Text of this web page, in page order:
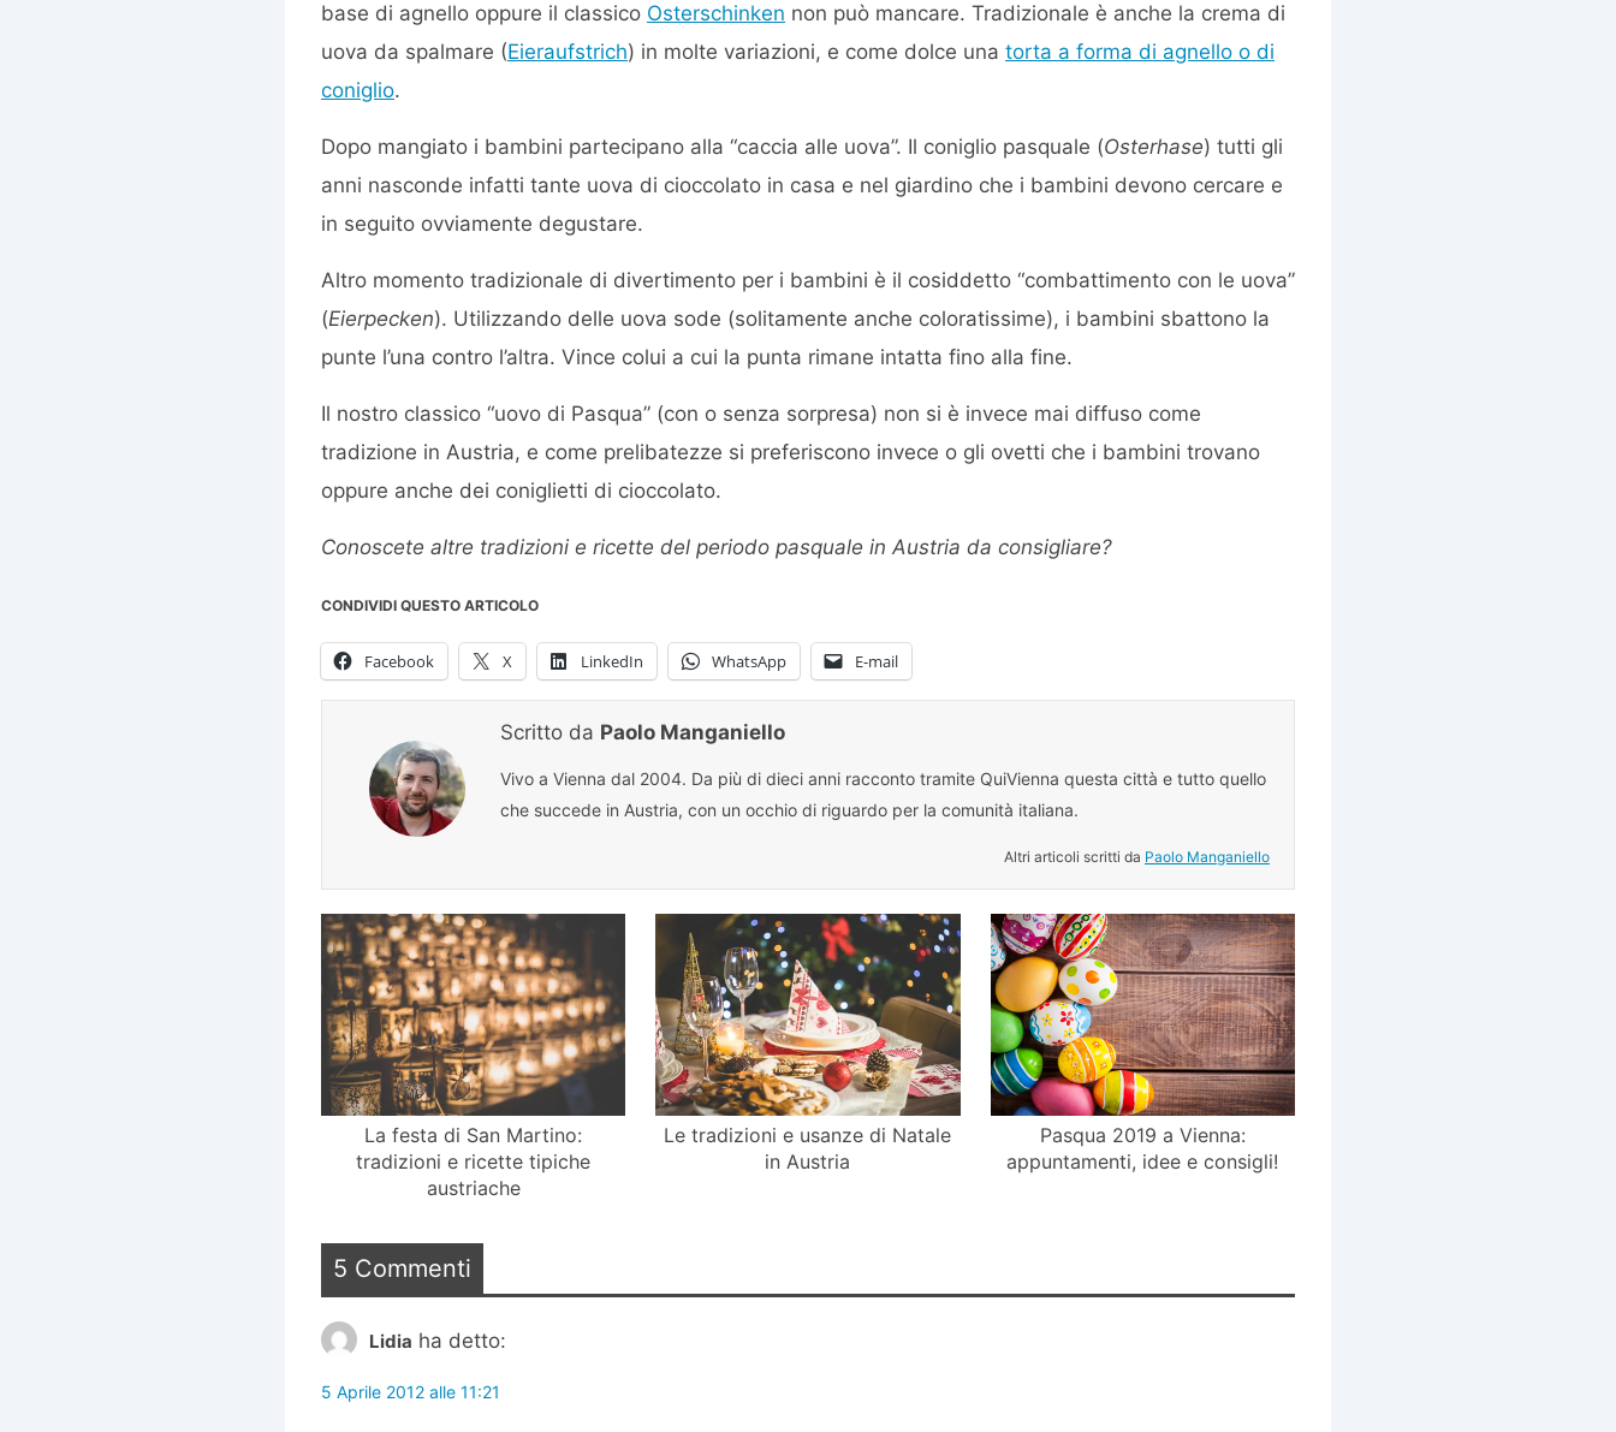
base di agnello oppure il classico Osterschinken non può mancare. Tradizionale è anche la crema di
uova da spalmare (Eieraufstrich) in molte variazioni, e come dolce una torta a forma di agnello o di
coniglio.
Dopo mangiato i bambini partecipano alla “caccia alle uova”. Il coniglio pasquale (Osterhase) tutti gli
anni nasconde infatti tante uova di cioccolato in casa e nel giardino che i bambini devono cercare e
in seguito ovviamente degustare.
Altro momento tradizionale di divertimento per i bambini è il cosiddetto “combattimento con le uova”
(Eierpecken). Utilizzando delle uova sode (solitamente anche coloratissime), i bambini sbattono la
punte l’una contro l’altra. Vince colui a cui la punta rimane intatta fino alla fine.
Il nostro classico “uovo di Pasqua” (con o senza sorpresa) non si è invece mai diffuso come
tradizione in Austria, e come prelibatezze si preferiscono invece o gli ovetti che i bambini trovano
oppure anche dei coniglietti di cioccolato.
Conoscete altre tradizioni e ricette del periodo pasquale in Austria da consigliare?
CONDIVIDI QUESTO ARTICOLO
Facebook X LinkedIn WhatsApp E-mail
Scritto da Paolo Manganiello
Vivo a Vienna dal 2004. Da più di dieci anni racconto tramite QuiVienna questa città e tutto quello
che succede in Austria, con un occhio di riguardo per la comunità italiana.
Altri articoli scritti da Paolo Manganiello
La festa di San Martino:
tradizioni e ricette tipiche
austriache
Le tradizioni e usanze di Natale
in Austria
Pasqua 2019 a Vienna:
appuntamenti, idee e consigli!
5 Commenti
Lidia ha detto:
5 Aprile 2012 alle 11:21